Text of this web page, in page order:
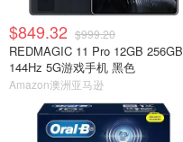
$849.32 $999.20
REDMAGIC 11 Pro 12GB 256GB
144Hz 5G游戏手机 黑色
Amazon澳洲亚马逊